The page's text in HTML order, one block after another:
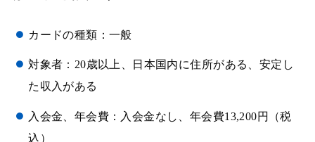
カードの種類：一般
対象者：20歳以上、日本国内に住所がある、安定し
た収入がある
入会金、年会費：入会金なし、年会費13,200円（税
込）